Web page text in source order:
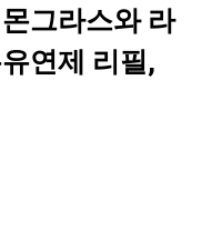
그라스와 라
연제 리필,